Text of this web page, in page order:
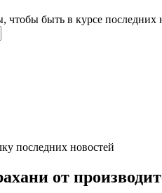
чтобы быть в курсе последних
последних новостей
от